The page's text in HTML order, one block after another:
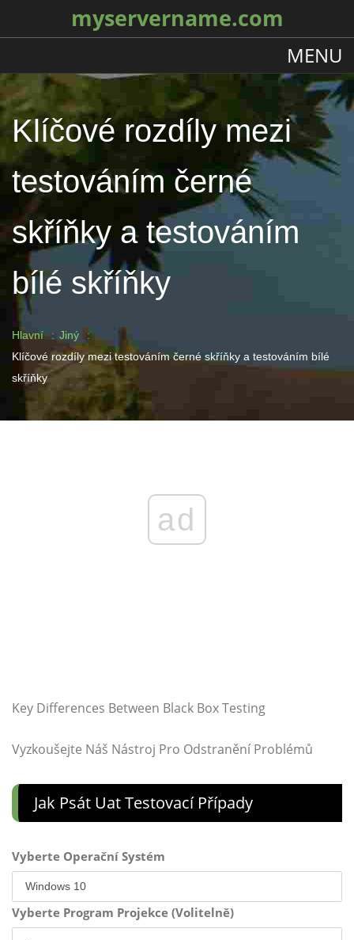
myservername.com
MENU
Klíčové rozdíly mezi
testováním černé
skříňky a testováním
bílé skříňky
Hlavní
Jiný
Klíčové rozdíly mezi testováním černé skříňky a testováním bílé
skříňky
ad
Key Differences Between Black Box Testing
Vyzkoušejte Náš Nástroj Pro Odstranění Problémů
Jak Psát Uat Testovací Případy
Vyberte Operační Systém
Vyberte Program Projekce (Volitelně)